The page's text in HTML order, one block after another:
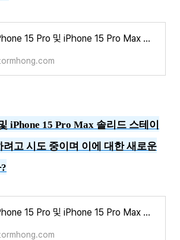
iPhone 15 Pro 및 iPhone 15 Pro Max 솔리드 스테이트 버튼을 탑재하지 않으며 음소거 버튼이 사라지고 다
iPhone 15 Pro Max 솔리드 스테이
려고 시도 중이며 이에 대한 새로운
iPhone 15 Pro 및 iPhone 15 Pro Max 솔리드 스테이트 버튼을 탑재하려고 시도 중이며 이에 대한 새로운